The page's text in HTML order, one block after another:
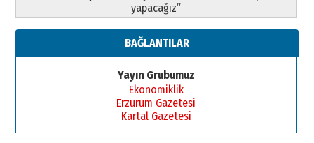
yapacağız”
BAĞLANTILAR
Yayın Grubumuz
Ekonomiklik
Erzurum Gazetesi
Kartal Gazetesi